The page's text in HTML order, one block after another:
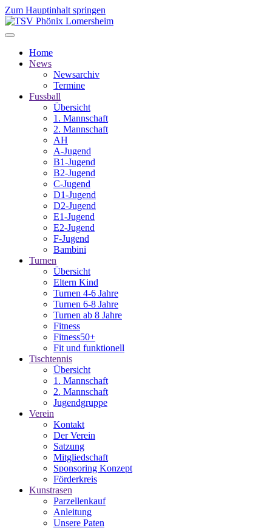
Zum Hauptinhalt springen
Home
News
Newsarchiv
Termine
Fussball
Übersicht
1. Mannschaft
2. Mannschaft
AH
A-Jugend
B1-Jugend
B2-Jugend
C-Jugend
D1-Jugend
D2-Jugend
E1-Jugend
E2-Jugend
F-Jugend
Bambini
Turnen
Übersicht
Eltern Kind
Turnen 4-6 Jahre
Turnen 6-8 Jahre
Turnen ab 8 Jahre
Fitness
Fitness50+
Fit und funktionell
Tischtennis
Übersicht
1. Mannschaft
2. Mannschaft
Jugendgruppe
Verein
Kontakt
Der Verein
Satzung
Mitgliedschaft
Sponsoring Konzept
Förderkreis
Kunstrasen
Parzellenkauf
Anleitung
Unsere Paten